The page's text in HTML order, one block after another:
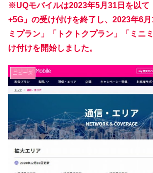
※UQモバイルは2023年5月31日を以て
+5G」の受け付けを終了し、2023年6
ミプラン」「トクトクプラン」「ミニ
け付けを開始しました。
ニュース